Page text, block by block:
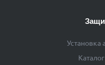
Установка